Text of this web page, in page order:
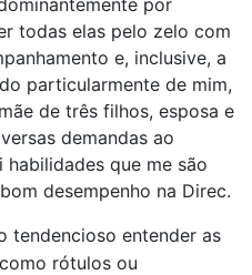
todas elas pelo zelo com
e, inclusive, a
particularmente de mim,
de três filhos, esposa e
demandas ao
que me são
desempenho na Direc.
tendencioso entender as
rótulos ou